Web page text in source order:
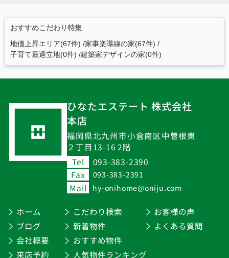
おすすめこだわり特集
地価上昇エリア(67件) 家事楽導線の家(67件)
子育て最適立地(0件) 建築家デザインの家(0件)
ひなたエステート 株式会社
本店
福岡県北九州市小倉南区中曽根東
２丁目13-16 2階
Tel
093-383-2390
Fax
093-383-2391
Mail hy-onihome@oniju.com
ホーム
ブログ
会社概要
来店予約
こだわり検索
新着物件
おすすめ物件
人気物件ランキング
お客様の声
よくある質問